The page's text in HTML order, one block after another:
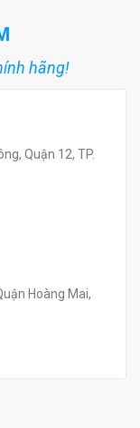
hãng!
Quận 12, TP.
Hoàng Mai,